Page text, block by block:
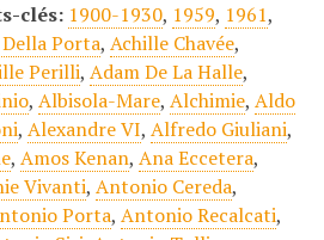
clés: 1900-1930, 1959, 1961,
Della Porta, Achille Chavée,
Perilli, Adam De La Halle,
, Albisola-Mare, Alchimie, Aldo
, Alexandre VI, Alfredo Giuliani,
, Amos Kenan, Ana Eccetera,
Vivanti, Antonio Cereda,
Porta, Antonio Recalcati,